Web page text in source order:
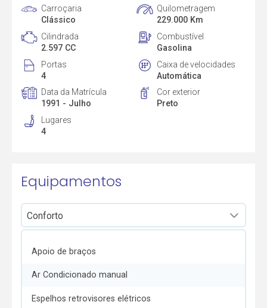
Carroçaria
Clássico
Quilometragem
229.000 Km
Cilindrada
2.597 CC
Combustível
Gasolina
Portas
4
Caixa de velocidades
Automática
Data da Matrícula
1991 - Julho
Cor exterior
Preto
Lugares
4
Equipamentos
Apoio de braços
Ar Condicionado manual
Espelhos retrovisores elétricos